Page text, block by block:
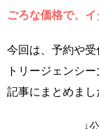
ごろな価格で、イ
今回は、予約や
トリージェンシ
記事にまとめまし